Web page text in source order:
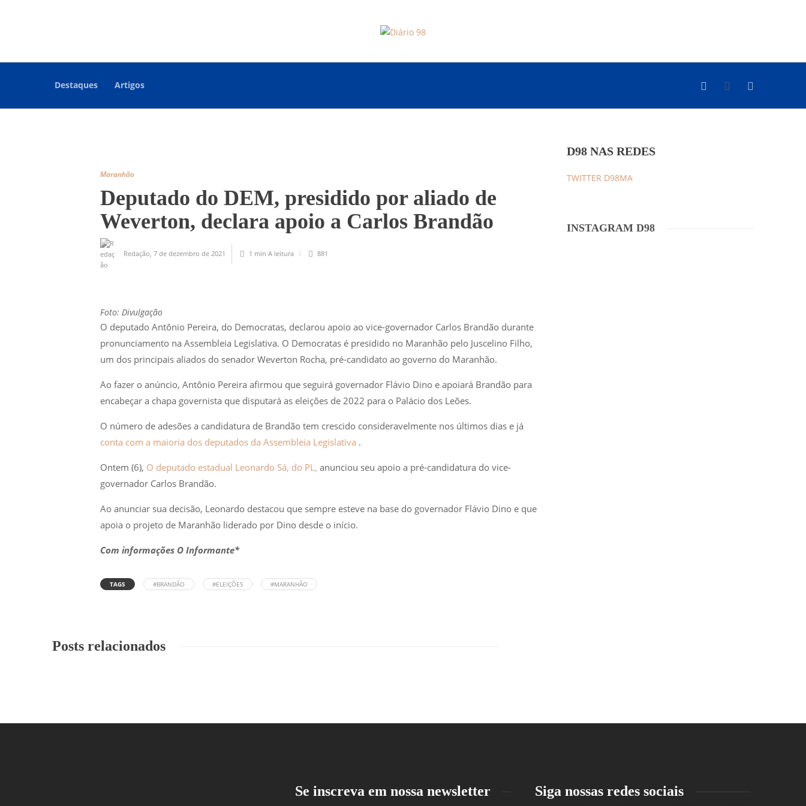
Destaques Artigos
Maranhão
Deputado do DEM, presidido por aliado de
Weverton, declara apoio a Carlos Brandão
Redação 7 de dezembro de 2021 1 min A leitura 881
Foto: Divulgação
O deputado Antônio Pereira, do Democratas, declarou apoio ao vice-governador Carlos Brandão durante
pronunciamento na Assembleia Legislativa. O Democratas é presidido no Maranhão pelo Juscelino Filho,
um dos principais aliados do senador Weverton Rocha, pré-candidato ao governo do Maranhão.
Ao fazer o anúncio, Antônio Pereira afirmou que seguirá governador Flávio Dino e apoiará Brandão para
encabeçar a chapa governista que disputará as eleições de 2022 para o Palácio dos Leões.
O número de adesões a candidatura de Brandão tem crescido consideravelmente nos últimos dias e já
conta com a maioria dos deputados da Assembleia Legislativa .
Ontem (6), O deputado estadual Leonardo Sá, do PL, anunciou seu apoio a pré-candidatura do vice-
governador Carlos Brandão.
Ao anunciar sua decisão, Leonardo destacou que sempre esteve na base do governador Flávio Dino e que
apoia o projeto de Maranhão liderado por Dino desde o início.
Com informações O Informante*
TAGS #BRANDÃO #ELEIÇÕES #MARANHÃO
Posts relacionados
D98 NAS REDES
TWITTER D98MA
INSTAGRAM D98
Se inscreva em nossa newsletter Siga nossas redes sociais